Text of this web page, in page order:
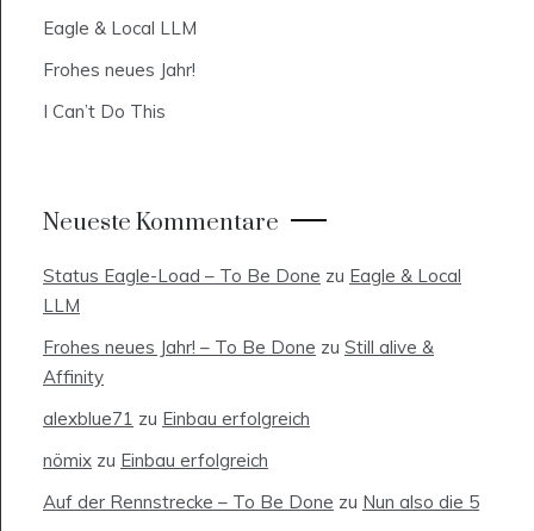
Eagle & Local LLM
Frohes neues Jahr!
I Can’t Do This
Neueste Kommentare
Status Eagle-Load – To Be Done zu Eagle & Local
LLM
Frohes neues Jahr! – To Be Done zu Still alive &
Affinity
alexblue71 zu Einbau erfolgreich
nömix zu Einbau erfolgreich
Auf der Rennstrecke – To Be Done zu Nun also die 5